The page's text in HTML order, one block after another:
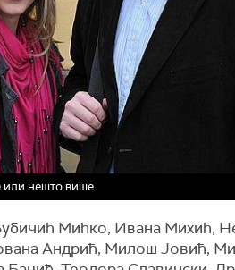
или нешто више
Мићко, Ивана Михић,
Андрић, Милош Јовић,